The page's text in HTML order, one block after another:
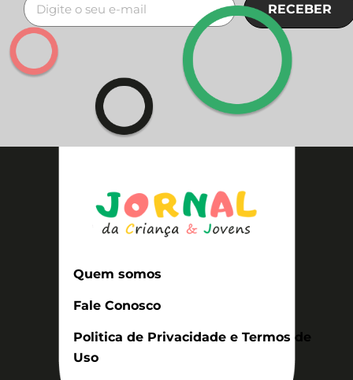
RECEBER
Quem somos
Fale Conosco
Politica de Privacidade e Termos de
Uso